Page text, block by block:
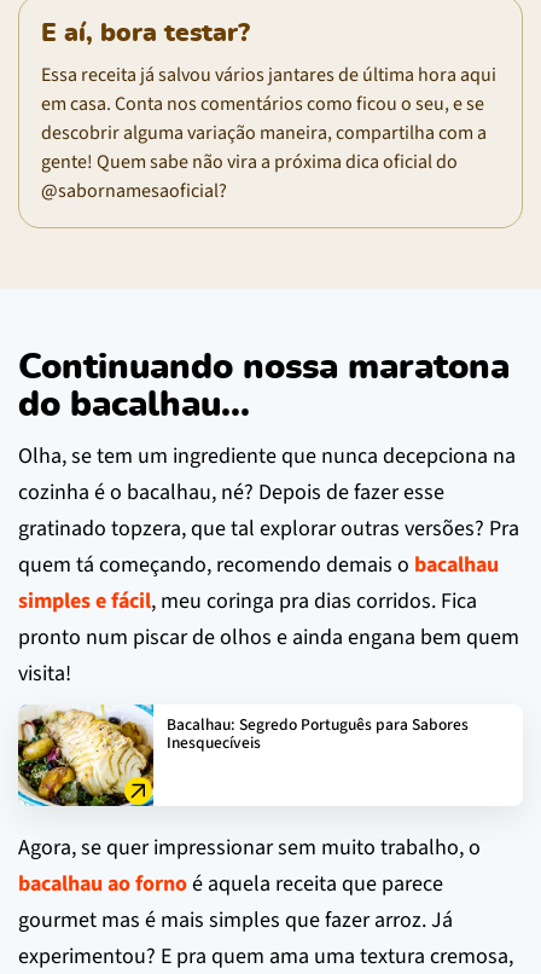
E aí, bora testar?
Essa receita já salvou vários jantares de última hora aqui
em casa. Conta nos comentários como ficou o seu, e se
descobrir alguma variação maneira, compartilha com a
gente! Quem sabe não vira a próxima dica oficial do
@sabornamesaoficial?
Continuando nossa maratona
do bacalhau...
Olha, se tem um ingrediente que nunca decepciona na
cozinha é o bacalhau, né? Depois de fazer esse
gratinado topzera, que tal explorar outras versões? Pra
quem tá começando, recomendo demais o bacalhau
simples e fácil, meu coringa pra dias corridos. Fica
pronto num piscar de olhos e ainda engana bem quem
visita!
Bacalhau: Segredo Português para Sabores
Inesquecíveis
Agora, se quer impressionar sem muito trabalho, o
bacalhau ao fornoé aquela receita que parece
gourmet mas é mais simples que fazer arroz. Já
experimentou? E pra quem ama uma textura cremosa,